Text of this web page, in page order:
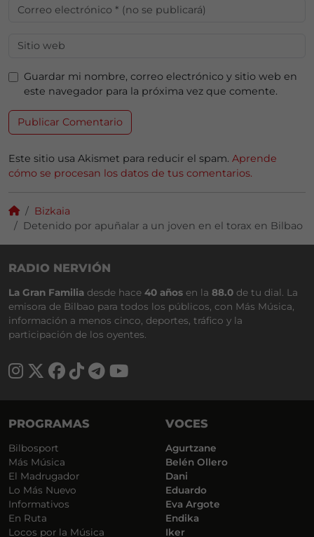
Guardar mi nombre, correo electrónico y sitio web en
este navegador para la próxima vez que comente.
Este sitio usa Akismet para reducir el spam. Aprende
cómo se procesan los datos de tus comentarios.
Bizkaia
Detenido por apuñalar a un joven en el torax en Bilbao
RADIO NERVIÓN
La Gran Familia desde hace 40 años en la 88.0 de tu dial. La
emisora de Bilbao para todos los públicos, con Más Música,
información a menos cinco, deportes, tráfico y la
participación de los oyentes.
PROGRAMAS
Bilbosport
Más Música
El Madrugador
Lo Más Nuevo
Informativos
En Ruta
Locos por la Música
VOCES
Agurtzane
Belén Ollero
Dani
Eduardo
Eva Argote
Endika
Iker